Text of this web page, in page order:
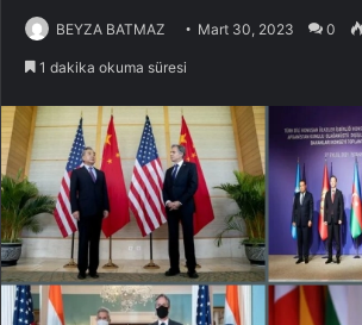
BEYZA BATMAZ Mart 30, 2023 0
1 dakika okuma süresi